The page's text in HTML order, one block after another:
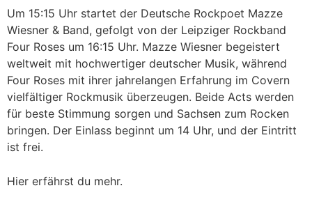
Um 15:15 Uhr startet der Deutsche Rockpoet Mazze
Wiesner & Band, gefolgt von der Leipziger Rockband
Four Roses um 16:15 Uhr. Mazze Wiesner begeistert
weltweit mit hochwertiger deutscher Musik, während
Four Roses mit ihrer jahrelangen Erfahrung im Covern
vielfältiger Rockmusik überzeugen. Beide Acts werden
für beste Stimmung sorgen und Sachsen zum Rocken
bringen. Der Einlass beginnt um 14 Uhr, und der Eintritt
ist frei.
Hier erfährst du mehr.